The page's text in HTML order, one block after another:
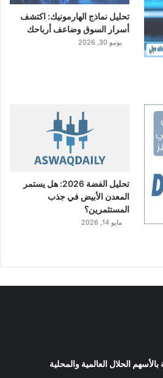
تحليل نماذج الهارمونيك: اكتشف
أسرار السوق وضاعف أرباحك
يونيو 30, 2026
تحليل الفضة 2026: هل يستمر
المعدن الأبيض في جذب
المستثمرين؟
مايو 14, 2026
الحلال العالمية والمحلية